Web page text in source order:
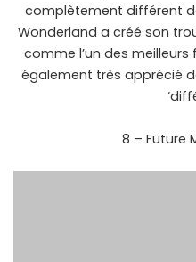
complètement différent
Wonderland a créé son
comme l’un des meilleurs
également très apprécié
8 – Future